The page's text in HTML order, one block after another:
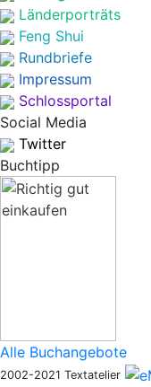
Länderporträts
Feng Shui
Rundbriefe
Impressum
Schlossportal
Social Media
Twitter
Buchtipp
Alle Buchangebote
2002-2021 Textatelier